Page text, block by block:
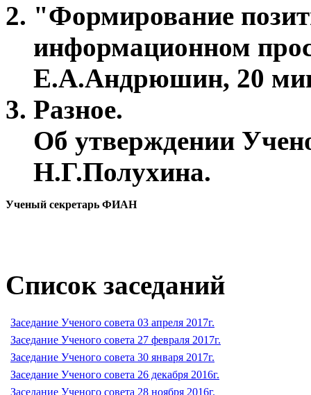
"Формирование
информационном
Е.А.Андрюшин, 20
Разное.
Об утверждении
Н.Г.Полухина.
Ученый секретарь ФИАН
Список заседаний
Заседание Ученого совета 03 апреля 2017г.
Заседание Ученого совета 27 февраля 2017г.
Заседание Ученого совета 30 января 2017г.
Заседание Ученого совета 26 декабря 2016г.
Заседание Ученого совета 28 ноября 2016г.